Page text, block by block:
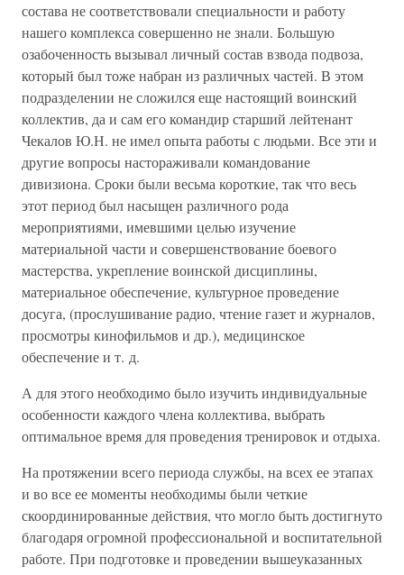
состава не соответствовали специальности и работу
нашего комплекса совершенно не знали. Большую
озабоченность вызывал личный состав взвода подвоза,
который был тоже набран из различных частей. В этом
подразделении не сложился еще настоящий воинский
коллектив, да и сам его командир старший лейтенант
Чекалов Ю.Н. не имел опыта работы с людьми. Все эти и
другие вопросы настораживали командование
дивизиона. Сроки были весьма короткие, так что весь
этот период был насыщен различного рода
мероприятиями, имевшими целью изучение
материальной части и совершенствование боевого
мастерства, укрепление воинской дисциплины,
материальное обеспечение, культурное проведение
досуга, (прослушивание радио, чтение газет и журналов,
просмотры кинофильмов и др.), медицинское
обеспечение и т. д.
А для этого необходимо было изучить индивидуальные
особенности каждого члена коллектива, выбрать
оптимальное время для проведения тренировок и отдыха.
На протяжении всего периода службы, на всех ее этапах
и во все ее моменты необходимы были четкие
скоординированные действия, что могло быть достигнуто
благодаря огромной профессиональной и воспитательной
работе. При подготовке и проведении вышеуказанных